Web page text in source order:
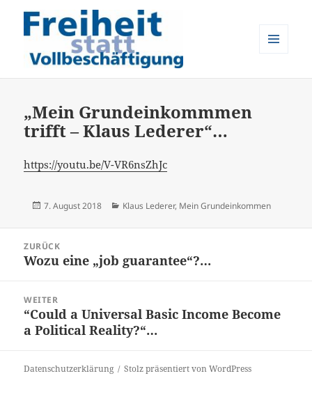
„Mein Grundeinkommmen
trifft – Klaus Lederer“…
https://youtu.be/V-VR6nsZhJc
Veröffentlicht
7. August 2018 Kategorien
Klaus Lederer, Mein Grundeinkommen
Navigation
ZURÜCK
Vorheriger
Wozu eine „job guarantee“?…
WEITER
Nächster
Beitrag:
“Could a Universal Basic Income Become
a Political Reality?“…
Datenschutzerklärung Stolz präsentiert von WordPress